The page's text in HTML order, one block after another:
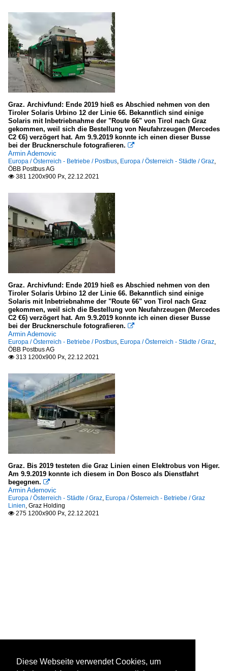
Graz. Archivfund: Ende 2019 hieß es Abschied nehmen von den
Tiroler Solaris Urbino 12 der Linie 66. Bekanntlich sind einige
Solaris mit Inbetriebnahme der "Route 66" von Tirol nach Graz
gekommen, weil sich die Bestellung von Neufahrzeugen (Mercedes
C2 €6) verzögert hat. Am 9.9.2019 konnte ich einen dieser Busse
bei der Brucknerschule fotografieren. 
Armin Ademovic
Europa / Österreich - Betriebe / Postbus, Europa / Österreich - Städte / Graz,
ÖBB Postbus AG
 381 1200x900 Px, 22.12.2021
Graz. Archivfund: Ende 2019 hieß es Abschied nehmen von den
Tiroler Solaris Urbino 12 der Linie 66. Bekanntlich sind einige
Solaris mit Inbetriebnahme der "Route 66" von Tirol nach Graz
gekommen, weil sich die Bestellung von Neufahrzeugen (Mercedes
C2 €6) verzögert hat. Am 9.9.2019 konnte ich einen dieser Busse
bei der Brucknerschule fotografieren. 
Armin Ademovic
Europa / Österreich - Betriebe / Postbus, Europa / Österreich - Städte / Graz,
ÖBB Postbus AG
 313 1200x900 Px, 22.12.2021
Graz. Bis 2019 testeten die Graz Linien einen Elektrobus von Higer.
Am 9.9.2019 konnte ich diesem in Don Bosco als Dienstfahrt
begegnen. 
Armin Ademovic
Europa / Österreich - Städte / Graz, Europa / Österreich - Betriebe / Graz
Linien, Graz Holding
 275 1200x900 Px, 22.12.2021
Diese Webseite verwendet Cookies, um